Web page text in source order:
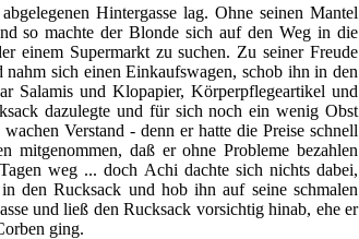
Hintergasse lag. Ohne seinen Mantel
so machte der Blonde sich auf den Weg in die
einem Supermarkt zu suchen. Zu seiner Freude
sich einen Einkaufswagen, schob ihn in den
Salamis und Klopapier, Körperpflegeartikel und
dazulegte und für sich noch ein wenig Obst
Verstand - denn er hatte die Preise schnell
mitgenommen, daß er ohne Probleme bezahlen
weg ... doch Achi dachte sich nichts dabei,
den Rucksack und hob ihn auf seine schmalen
und ließ den Rucksack vorsichtig hinab, ehe er
ging.